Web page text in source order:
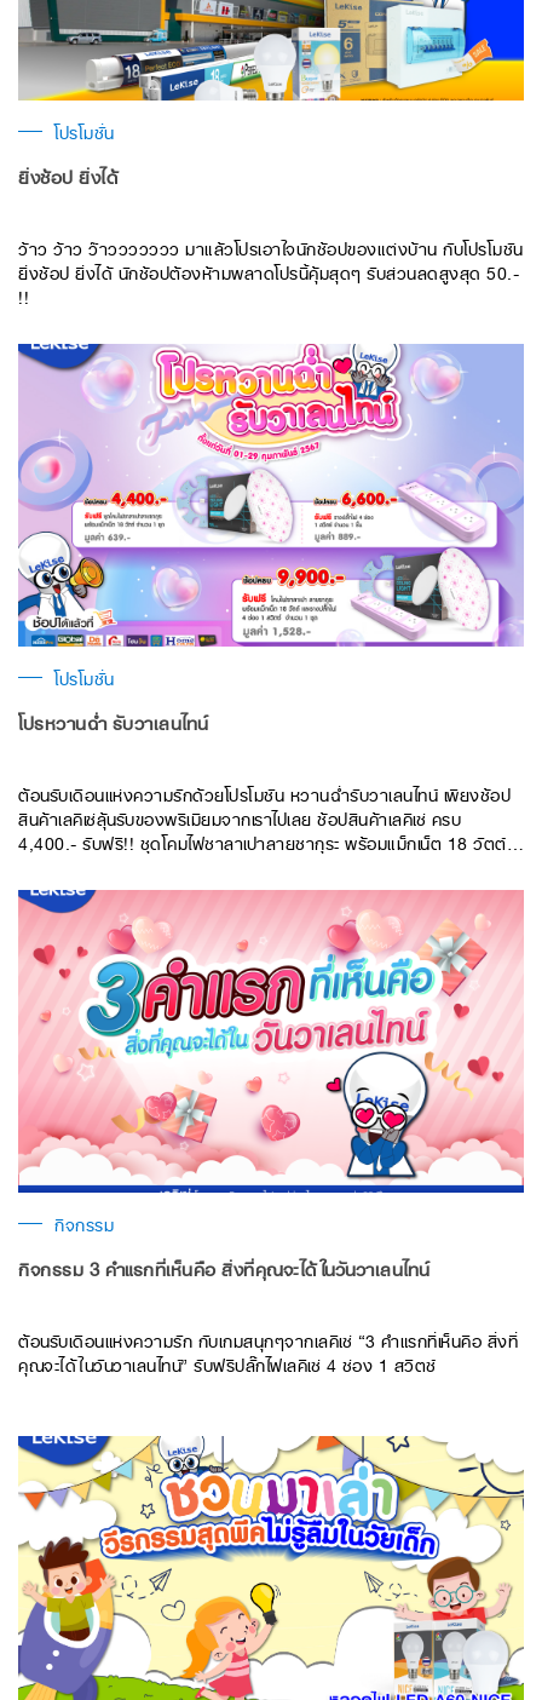
โปรโมชั่น
ยิ่งช้อป ยิ่งได้
ว้าว ว้าว ว๊าววววววว มาแล้วโปรเอาใจนักช้อปของแต่งบ้าน กับโปรโมชัน
ยิ่งช้อป ยิ่งได้ นักช้อปต้องห้ามพลาดโปรนี้คุ้มสุดๆ รับส่วนลดสูงสุด 50.-
!!
โปรโมชั่น
โปรหวานฉ่ำ รับวาเลนไทน์
ต้อนรับเดือนแห่งความรักด้วยโปรโมชัน หวานฉ่ำรับวาเลนไทน์ เพียงช้อป
สินค้าเลคิเซ่ลุ้นรับของพรีเมียมจากเราไปเลย ช้อปสินค้าเลคิเซ่ ครบ
4,400.- รับฟรี!! ชุดโคมไฟซาลาเปาลายซากุระ พร้อมแม็กเน็ต 18 วัตต์
กิจกรรม
กิจกรรม 3 คำแรกที่เห็นคือ สิ่งที่คุณจะได้ในวันวาเลนไทน์
ต้อนรับเดือนแห่งความรัก กับเกมสนุกๆจากเลคิเซ่ “3 คำแรกที่เห็นคือ สิ่งที่
คุณจะได้ในวันวาเลนไทน์” รับฟรีปลั๊กไฟเลคิเซ่ 4 ช่อง 1 สวิตซ์